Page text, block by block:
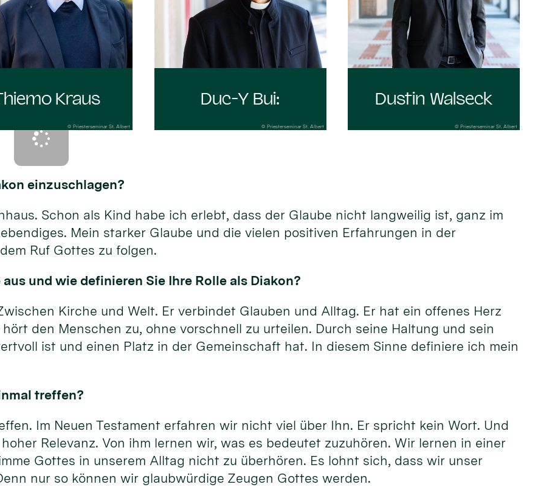
einzuschlagen?
Schon als Kind habe ich erlebt, dass der Glaube nicht langweilig ist, ganz im
Mein starker Glaube und die vielen positiven Erfahrungen in der
Ruf Gottes zu folgen.
und wie definieren Sie Ihre Rolle als Diakon?
Kirche und Welt. Er verbindet Glauben und Alltag. Er hat ein offenes Herz
den Menschen zu, ohne vorschnell zu urteilen. Durch seine Haltung und sein
ist und einen Platz in der Gemeinschaft hat. In diesem Sinne definiere ich mein
treffen?
Im Neuen Testament erfahren wir nicht viel über Ihn. Er spricht kein Wort. Und
Relevanz. Von ihm lernen wir, was es bedeutet zuzuhören. Wir lernen in einer
Gottes in unserem Alltag nicht zu überhören. Es lohnt sich, dass wir unser
nur so können wir glaubwürdige Zeugen Gottes werden.
Kraus
© Priesterseminar St. Albert
Duc-Y Bui:
© Priesterseminar St. Albert
Dustin Walseck
© Priesterseminar St. Albert